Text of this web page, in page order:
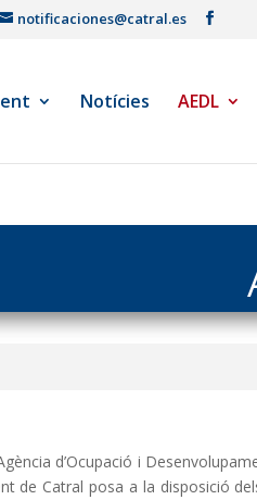
notificaciones@catral.es
Notícies AEDL
d’Ocupació i
de Catral posa a la disposició